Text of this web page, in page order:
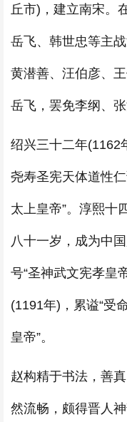
丘市)，建立南宋。
岳飞、韩世忠等主
黄潜善、汪伯彦、
岳飞，罢免李纲、
绍兴三十二年(1162
尧寿圣宪天体道性
太上皇帝”。淳熙十
八十一岁，成为中
号“圣神武文宪孝皇
(1191年)，累谥“受
皇帝”。
赵构精于书法，善
然流畅，颇得晋人